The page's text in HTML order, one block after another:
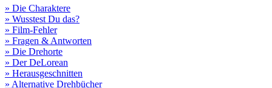
» Die Charaktere
» Wusstest Du das?
» Film-Fehler
» Fragen & Antworten
» Die Drehorte
» Der DeLorean
» Herausgeschnitten
» Alternative Drehbücher